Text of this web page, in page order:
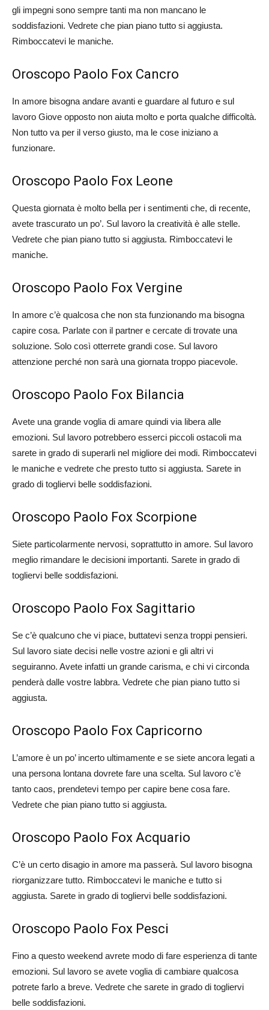
gli impegni sono sempre tanti ma non mancano le
soddisfazioni. Vedrete che pian piano tutto si aggiusta.
Rimboccatevi le maniche.
Oroscopo Paolo Fox Cancro
In amore bisogna andare avanti e guardare al futuro e sul
lavoro Giove opposto non aiuta molto e porta qualche difficoltà.
Non tutto va per il verso giusto, ma le cose iniziano a
funzionare.
Oroscopo Paolo Fox Leone
Questa giornata è molto bella per i sentimenti che, di recente,
avete trascurato un po’. Sul lavoro la creatività è alle stelle.
Vedrete che pian piano tutto si aggiusta. Rimboccatevi le
maniche.
Oroscopo Paolo Fox Vergine
In amore c’è qualcosa che non sta funzionando ma bisogna
capire cosa. Parlate con il partner e cercate di trovate una
soluzione. Solo così otterrete grandi cose. Sul lavoro
attenzione perché non sarà una giornata troppo piacevole.
Oroscopo Paolo Fox Bilancia
Avete una grande voglia di amare quindi via libera alle
emozioni. Sul lavoro potrebbero esserci piccoli ostacoli ma
sarete in grado di superarli nel migliore dei modi. Rimboccatevi
le maniche e vedrete che presto tutto si aggiusta. Sarete in
grado di togliervi belle soddisfazioni.
Oroscopo Paolo Fox Scorpione
Siete particolarmente nervosi, soprattutto in amore. Sul lavoro
meglio rimandare le decisioni importanti. Sarete in grado di
togliervi belle soddisfazioni.
Oroscopo Paolo Fox Sagittario
Se c’è qualcuno che vi piace, buttatevi senza troppi pensieri.
Sul lavoro siate decisi nelle vostre azioni e gli altri vi
seguiranno. Avete infatti un grande carisma, e chi vi circonda
penderà dalle vostre labbra. Vedrete che pian piano tutto si
aggiusta.
Oroscopo Paolo Fox Capricorno
L’amore è un po’ incerto ultimamente e se siete ancora legati a
una persona lontana dovrete fare una scelta. Sul lavoro c’è
tanto caos, prendetevi tempo per capire bene cosa fare.
Vedrete che pian piano tutto si aggiusta.
Oroscopo Paolo Fox Acquario
C’è un certo disagio in amore ma passerà. Sul lavoro bisogna
riorganizzare tutto. Rimboccatevi le maniche e tutto si
aggiusta. Sarete in grado di togliervi belle soddisfazioni.
Oroscopo Paolo Fox Pesci
Fino a questo weekend avrete modo di fare esperienza di tante
emozioni. Sul lavoro se avete voglia di cambiare qualcosa
potrete farlo a breve. Vedrete che sarete in grado di togliervi
belle soddisfazioni.